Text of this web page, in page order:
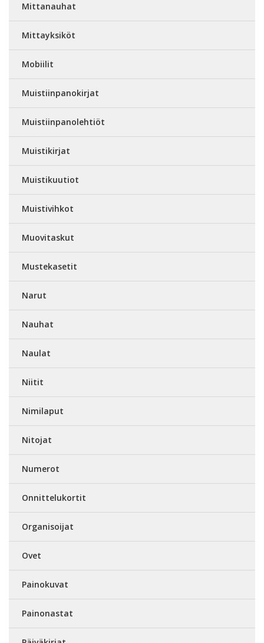
Mittanauhat
Mittayksiköt
Mobiilit
Muistiinpanokirjat
Muistiinpanolehtiöt
Muistikirjat
Muistikuutiot
Muistivihkot
Muovitaskut
Mustekasetit
Narut
Nauhat
Naulat
Niitit
Nimilaput
Nitojat
Numerot
Onnittelukortit
Organisoijat
Ovet
Painokuvat
Painonastat